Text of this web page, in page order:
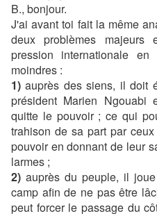
B., bonjour.
J'ai avant toi fait la même
deux problèmes
pression internationale
moindres :
1) auprès des siens, il doit
président Marien Ngouabi
quitte le pouvoir ; ce qui
trahison de sa part par
pouvoir en donnant de leur
larmes ;
2) auprès du peuple, il
camp afin de ne pas être
peut forcer le passage du